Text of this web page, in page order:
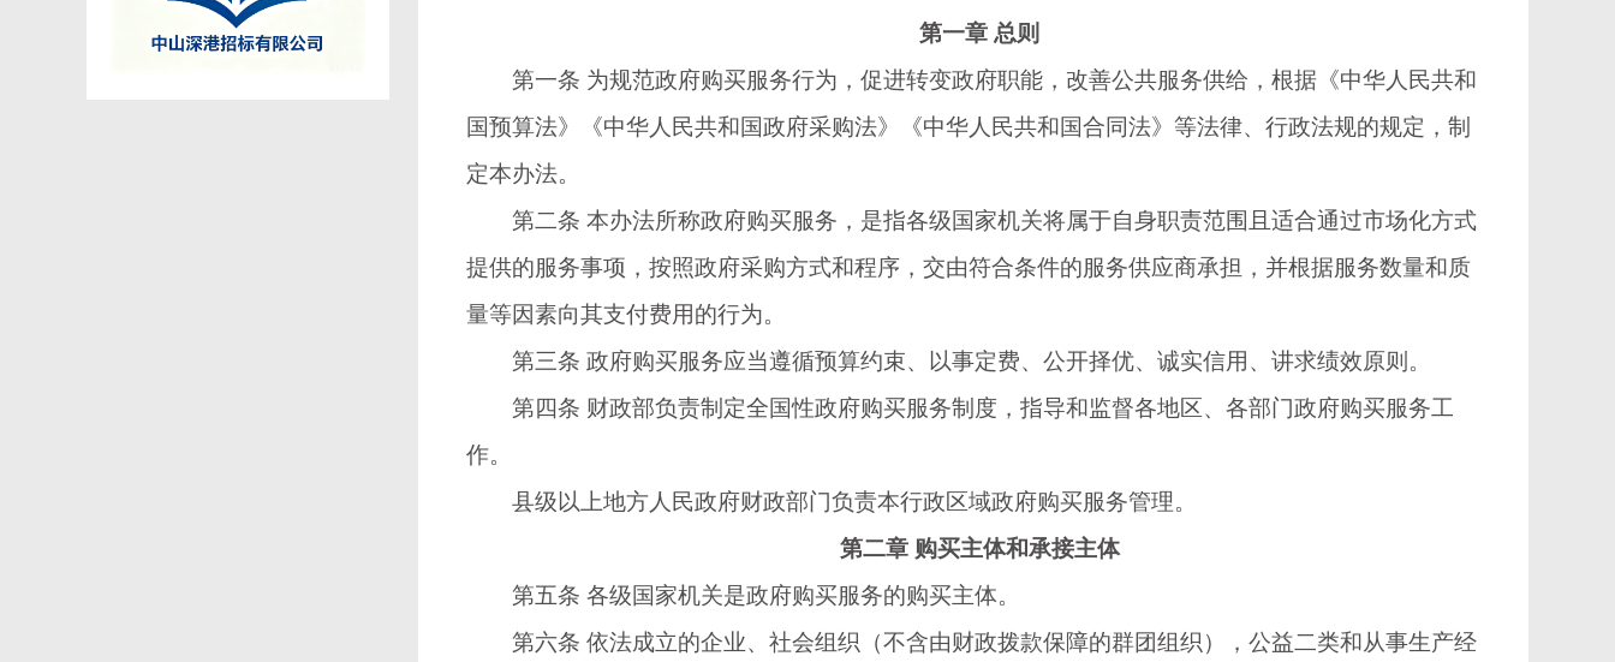
第一章 总则
第一条 为规范政府购买服务行为，促进转变政府职能，改善公共服务供给，根据《中华人民共和
国预算法》《中华人民共和国政府采购法》《中华人民共和国合同法》等法律、行政法规的规定，制
定本办法。
第二条 本办法所称政府购买服务，是指各级国家机关将属于自身职责范围且适合通过市场化方式
提供的服务事项，按照政府采购方式和程序，交由符合条件的服务供应商承担，并根据服务数量和质
量等因素向其支付费用的行为。
第三条 政府购买服务应当遵循预算约束、以事定费、公开择优、诚实信用、讲求绩效原则。
第四条 财政部负责制定全国性政府购买服务制度，指导和监督各地区、各部门政府购买服务工
作。
县级以上地方人民政府财政部门负责本行政区域政府购买服务管理。
第二章 购买主体和承接主体
第五条 各级国家机关是政府购买服务的购买主体。
第六条 依法成立的企业、社会组织（不含由财政拨款保障的群团组织），公益二类和从事生产经